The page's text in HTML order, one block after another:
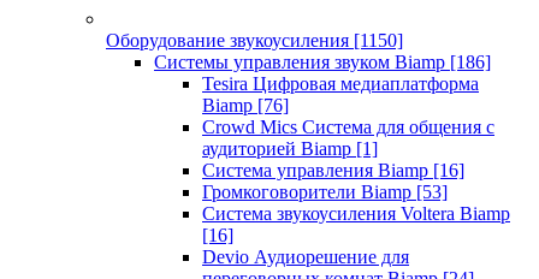
Оборудование звукоусиления [1150]
Системы управления звуком Biamp [186]
Tesira Цифровая медиаплатформа
Biamp [76]
Crowd Mics Система для общения с
аудиторией Biamp [1]
Система управления Biamp [16]
Громкоговорители Biamp [53]
Система звукоусиления Voltera Biamp
[16]
Devio Аудиорешение для